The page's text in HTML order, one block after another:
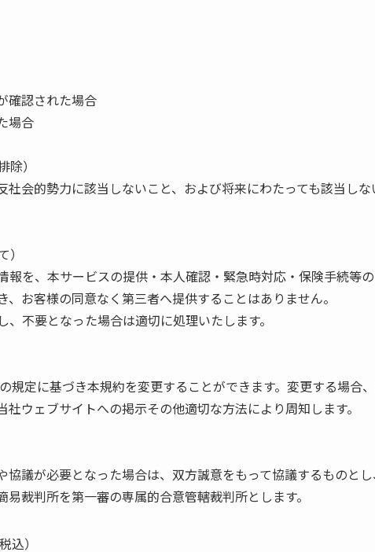
確認された場合
場合
）
社会的勢力に該当しないこと、および将来にわたっても該当し
報を、本サービスの提供・本人確認・緊急時対応・保険手続等の
、お客様の同意なく第三者へ提供することはありません。
不要となった場合は適切に処理いたします。
規定に基づき本規約を変更することができます。変更する場合
ウェブサイトへの掲示その他適切な方法により周知します。
協議が必要となった場合は、双方誠意をもって協議するものと
裁判所を第一審の専属的合意管轄裁判所とします。
込）